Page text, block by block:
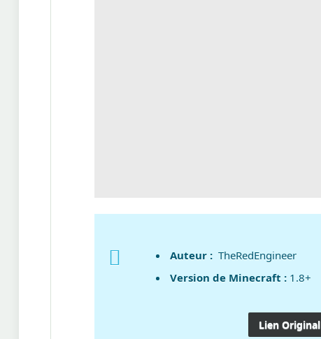
Auteur :TheRedEngineer
Version de Minecraft : 1.8+
Lien Original